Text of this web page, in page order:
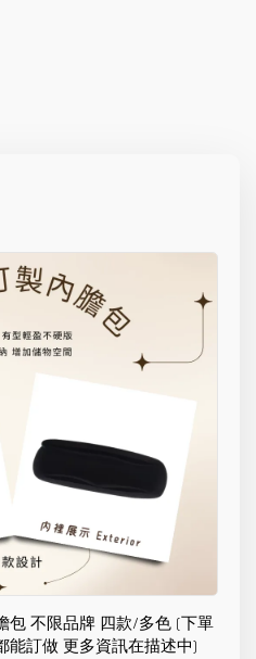
包 不限品牌 四款/多色 (下單
能訂做 更多資訊在描述中)